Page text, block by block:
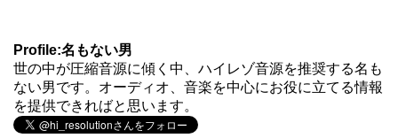
Profile:名もない男
世の中が圧縮音源に傾く中、ハイレゾ音源を推奨する名も
ない男です。オーディオ、音楽を中心にお役に立てる情報
を提供できればと思います。